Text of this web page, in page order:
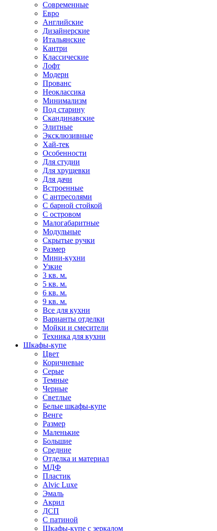
Современные
Евро
Английские
Дизайнерские
Итальянские
Кантри
Классические
Лофт
Модерн
Прованс
Неоклассика
Минимализм
Под старину
Скандинавские
Элитные
Эксклюзивные
Хай-тек
Особенности
Для студии
Для хрущевки
Для дачи
Встроенные
С антресолями
С барной стойкой
С островом
Малогабаритные
Модульные
Скрытые ручки
Размер
Мини-кухни
Узкие
3 кв. м.
5 кв. м.
6 кв. м.
9 кв. м.
Все для кухни
Варианты отделки
Мойки и смесители
Техника для кухни
Шкафы-купе
Цвет
Коричневые
Серые
Темные
Черные
Светлые
Белые шкафы-купе
Венге
Размер
Маленькие
Большие
Средние
Отделка и материал
МДФ
Пластик
Alvic Luxe
Эмаль
Акрил
ДСП
С патиной
Шкафы-купе с зеркалом